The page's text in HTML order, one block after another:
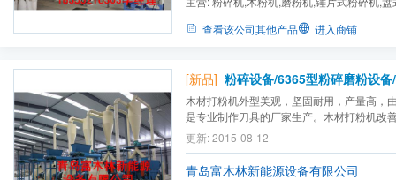
查看该公司其他产品 进入商铺
[新品]
木材打粉机外型美观，坚固耐用，产量高，
是专业制作刀具的厂家生产。木材打粉机改
点、本机带有细度分析设备，可任意控制物
通筛率不高的缺点、本机进料口采用自吸式
使用过程中被金属块严重损坏。木材打粉机
更新: 2015-08-12
青岛富木林新能源设备有限公司